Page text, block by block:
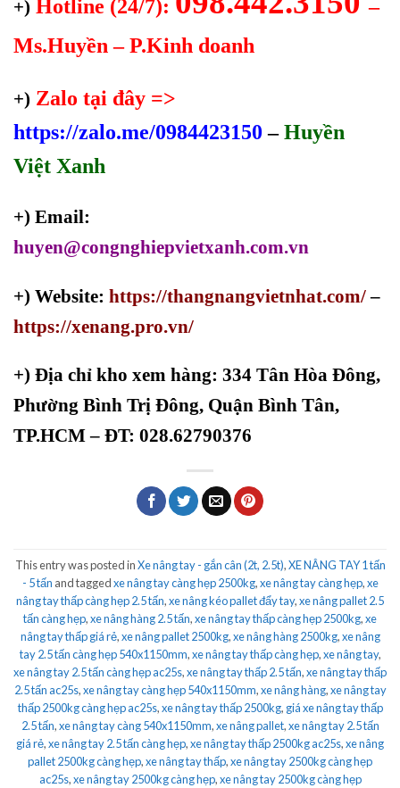
+) Hotline (24/7):
–
Ms.Huyền – P.Kinh doanh
+) Zalo tại đây =>
https://zalo.me/0984423150 –Huyền
Việt Xanh
+) Email:
huyen@congnghiepvietxanh.com.vn
+) Website: https://thangnangvietnhat.com/–
https://xenang.pro.vn/
+) Địa chỉ kho xem hàng: 334 Tân Hòa Đông,
Phường Bình Trị Đông, Quận Bình Tân,
TP.HCM – ĐT: 028.62790376
This entry was posted inXe nâng tay - gắn cân (2t, 2.5t),XE NÂNG TAY 1 tấn
- 5 tấn and taggedxe nâng tay càng hẹp 2500kg,xe nâng tay càng hẹp,xe
nâng tay thấp càng hẹp 2.5 tấn,xe nâng kéo pallet đẩy tay,xe nâng pallet 2.5
tấn càng hẹp,xe nâng hàng 2.5 tấn,xe nâng tay thấp càng hẹp 2500kg,xe
nâng tay thấp giá rẻ,xe nâng pallet 2500kg,xe nâng hàng 2500kg,xe nâng
tay 2.5 tấn càng hẹp 540x1150mm,xe nâng tay thấp càng hẹp,xe nâng tay,
xe nâng tay 2.5 tấn càng hẹp ac25s,xe nâng tay thấp 2.5 tấn,xe nâng tay thấp
2.5 tấn ac25s,xe nâng tay càng hẹp 540x1150mm,xe nâng hàng,xe nâng tay
thấp 2500kg càng hẹp ac25s,xe nâng tay thấp 2500kg, giá xe nâng tay thấp
2.5 tấn,xe nâng tay càng 540x1150mm,xe nâng pallet,xe nâng tay 2.5 tấn
giá rẻ,xe nâng tay 2.5 tấn càng hẹp,xe nâng tay thấp 2500kg ac25s,xe nâng
pallet 2500kg càng hẹp,xe nâng tay thấp,xe nâng tay 2500kg càng hẹp
ac25s,xe nâng tay 2500kg càng hẹp,xe nâng tay 2500kg càng hẹp